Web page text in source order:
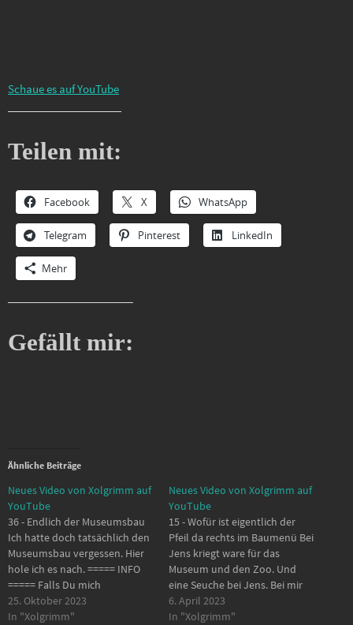
Schaue es auf YouTube
Teilen mit:
Facebook X WhatsApp
Telegram Pinterest LinkedIn
Mehr
Gefällt mir:
Ähnliche Beiträge
Neues Video von Xolgrimm auf
YouTube
36 - Endlich der Museumsbau
Ich hatte doch tatsächlich den
Museumsbau vergessen. Hier
hole ich es nach. ===== INFO
===== Falls Du mich
unterstützen willst:
https://bit.ly/3OGQorY
25. Oktober 2023
In "Xolgrimm"
Neues Video von Xolgrimm auf
YouTube
15 - Wofür ist eigentlich der
Pfeil da rechts im Baumenü Bei
Jens kriegt ware für das
Museum und den Zoo. Und
eine Seuche bei Jens. Bei mir
sieht es anders aus. Bei mir
wird es mehr Naturlastig, mit
6. April 2023
In "Xolgrimm"